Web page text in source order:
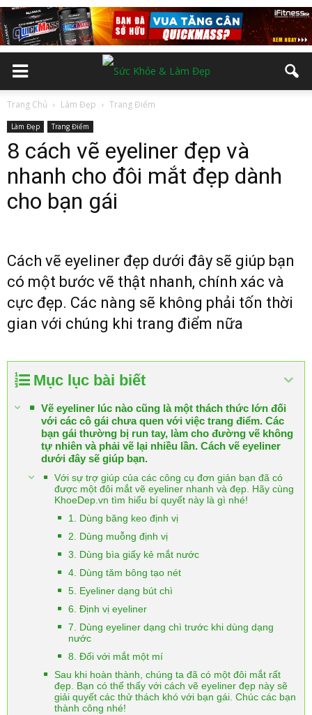
Trang Chủ Làm Đẹp Trang Điểm
Làm Đẹp Trang Điểm
8 cách vẽ eyeliner đẹp và
nhanh cho đôi mắt đẹp dành
cho bạn gái
Cách vẽ eyeliner đẹp dưới đây sẽ giúp bạn
có một bước vẽ thật nhanh, chính xác và
cực đẹp. Các nàng sẽ không phải tốn thời
gian với chúng khi trang điểm nữa
Mục lục bài biết
Vẽ eyeliner lúc nào cũng là một thách thức lớn đối
với các cô gái chưa quen với việc trang điểm. Các
bạn gái thường bị run tay, làm cho đường vẽ không
tự nhiên và phải vẽ lại nhiều lần. Cách vẽ eyeliner
dưới đây sẽ giúp bạn.
Với sự trợ giúp của các công cụ đơn giản bạn đã có
được một đôi mắt vẽ eyeliner nhanh và đẹp. Hãy cùng
KhoeDep.vn tìm hiểu bí quyết này là gì nhé!
1. Dùng băng keo định vị
2. Dùng muỗng định vị
3. Dùng bìa giấy kẻ mắt nước
4. Dùng tăm bông tạo nét
5. Eyeliner dạng bút chì
6. Định vị eyeliner
7. Dùng eyeliner dạng chì trước khi dùng dạng
nước
8. Đối với mắt một mí
Sau khi hoàn thành, chúng ta đã có một đôi mắt rất
đẹp. Bạn có thể thấy với cách vẽ eyeliner đẹp này sẽ
giải quyết các thử thách khó với bạn gái. Chúc các bạn
thành công nhé!